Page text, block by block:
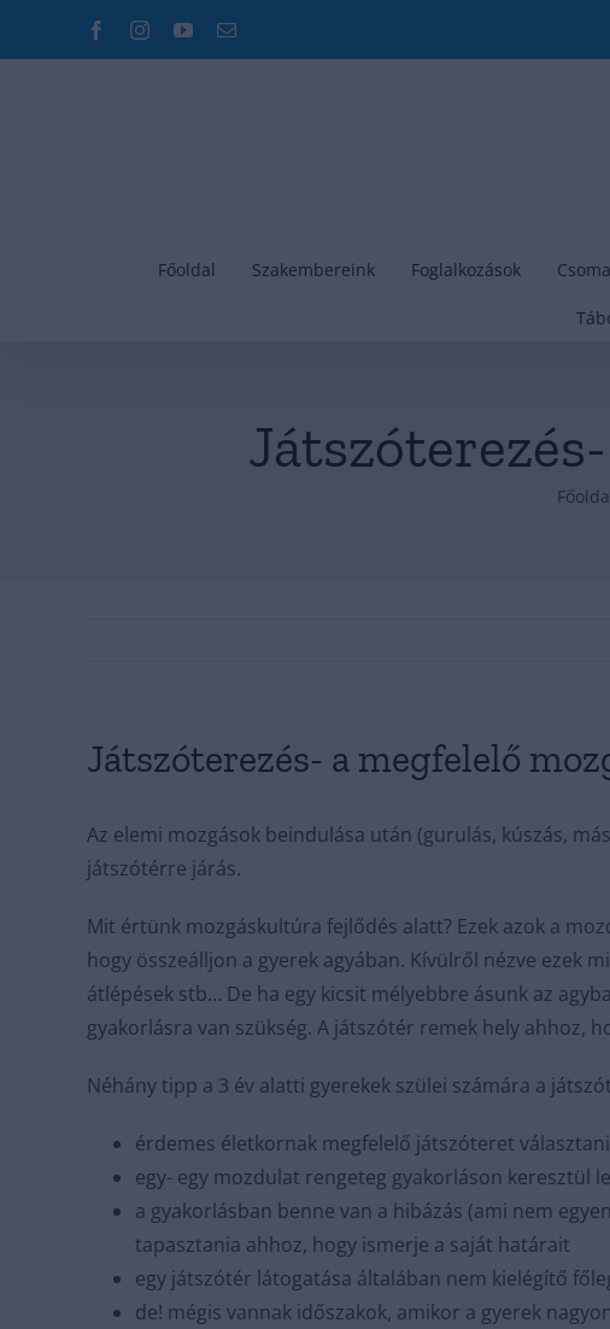
FacebookInstagramYouTubeEmail:
Főoldal Szakembereink Foglalkozások
Játszóterezés- a megfelelő
Az elemi mozgások beindulása után (gurulás, kúszás,
játszótérre járás.
Mit értünk mozgáskultúra fejlődés alatt? Ezek azok a
hogy összeálljon a gyerek agyában. Kívülről nézve ezek
átlépések stb… De ha egy kicsit mélyebbre ásunk az
gyakorlásra van szükség. A játszótér remek hely ahhoz,
Néhány tipp a 3 év alatti gyerekek szülei számára a
érdemes életkornak megfelelő játszóteret választani
egy- egy mozdulat rengeteg gyakorláson keresztül
a gyakorlásban benne van a hibázás (ami nem
tapasztania ahhoz, hogy ismerje a saját határait
egy játszótér látogatása általában nem kielégítő
de! mégis vannak időszakok, amikor a gyerek